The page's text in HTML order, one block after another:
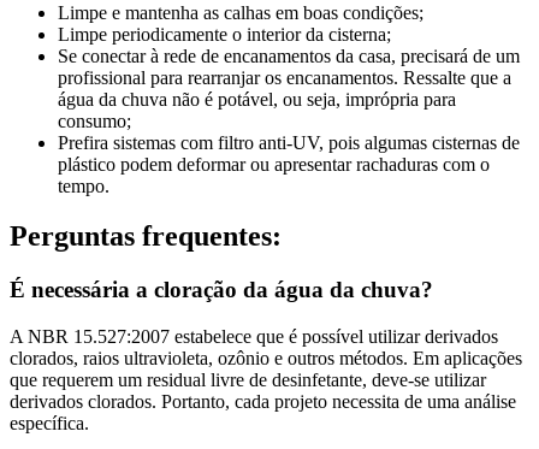
Limpe e mantenha as calhas em boas condições;
Limpe periodicamente o interior da cisterna;
Se conectar à rede de encanamentos da casa, precisará de um
profissional para rearranjar os encanamentos. Ressalte que a
água da chuva não é potável, ou seja, imprópria para
consumo;
Prefira sistemas com filtro anti-UV, pois algumas cisternas de
plástico podem deformar ou apresentar rachaduras com o
tempo.
Perguntas frequentes:
É necessária a cloração da água da chuva?
A NBR 15.527:2007 estabelece que é possível utilizar derivados
clorados, raios ultravioleta, ozônio e outros métodos. Em aplicações
que requerem um residual livre de desinfetante, deve-se utilizar
derivados clorados. Portanto, cada projeto necessita de uma análise
específica.